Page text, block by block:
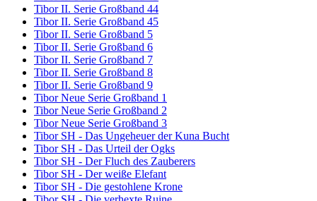
Tibor II. Serie Großband 44
Tibor II. Serie Großband 45
Tibor II. Serie Großband 5
Tibor II. Serie Großband 6
Tibor II. Serie Großband 7
Tibor II. Serie Großband 8
Tibor II. Serie Großband 9
Tibor Neue Serie Großband 1
Tibor Neue Serie Großband 2
Tibor Neue Serie Großband 3
Tibor SH - Das Ungeheuer der Kuna Bucht
Tibor SH - Das Urteil der Ogks
Tibor SH - Der Fluch des Zauberers
Tibor SH - Der weiße Elefant
Tibor SH - Die gestohlene Krone